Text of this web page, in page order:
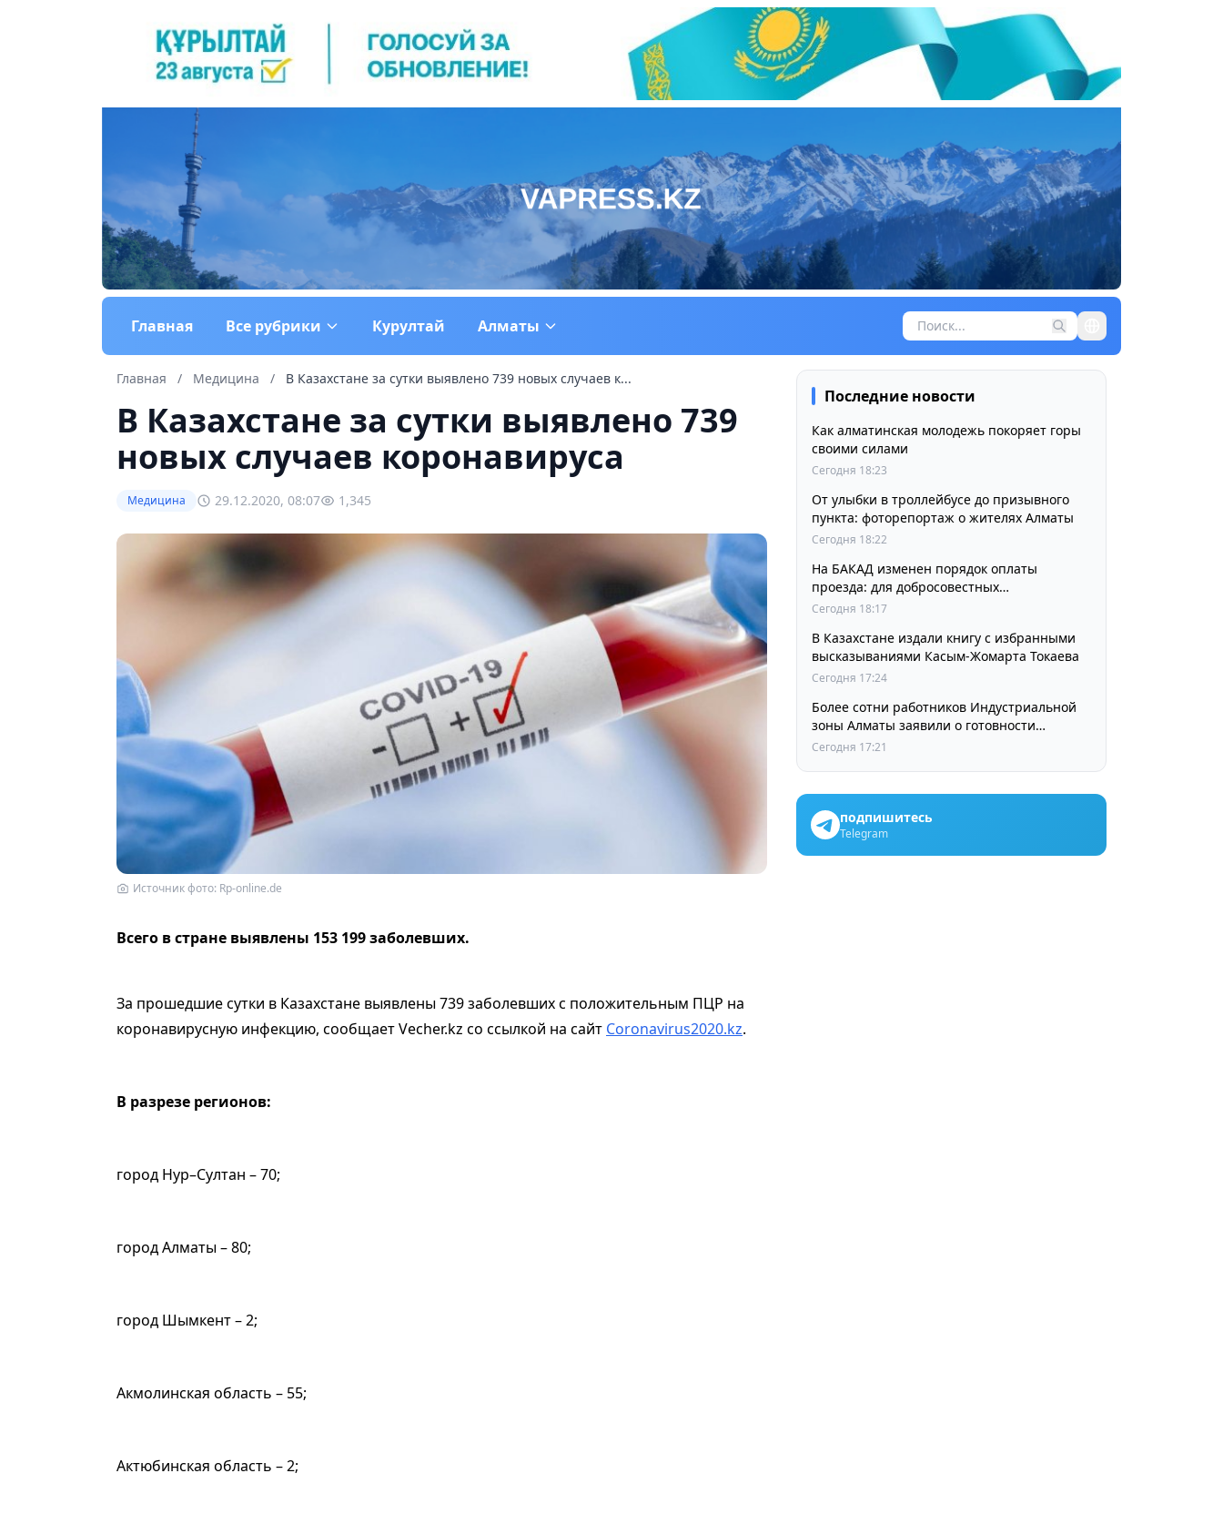
Главная Все рубрики Курултай Алматы
Главная / Медицина / В Казахстане за сутки выявлено 739 новых случаев к...
В Казахстане за сутки выявлено 739
новых случаев коронавируса
Медицина 29.12.2020, 08:07 1,345
Источник фото: Rp-online.de
Всего в стране выявлены 153 199 заболевших.
За прошедшие сутки в Казахстане выявлены 739 заболевших с положительным ПЦР на
коронавирусную инфекцию, cообщает Vecher.kz со ссылкой на сайт Coronavirus2020.kz.
В разрезе регионов:
город Нур–Султан – 70;
город Алматы – 80;
город Шымкент – 2;
Акмолинская область – 55;
Актюбинская область – 2;
Последние новости
Как алматинская молодежь покоряет горы
своими силами
Сегодня 18:23
От улыбки в троллейбусе до призывного
пункта: фоторепортаж о жителях Алматы
Сегодня 18:22
На БАКАД изменен порядок оплаты
проезда: для добросовестных
пользователей стоимость остается
Сегодня 18:17
В Казахстане издали книгу с избранными
высказываниями Касым-Жомарта Токаева
Сегодня 17:24
Более сотни работников Индустриальной
зоны Алматы заявили о готовности
принять участие в выборах членов
Сегодня 17:21
подпишитесь
Telegram